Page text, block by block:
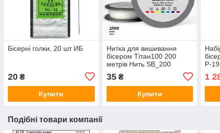
Бісерні голки, 20 шт ИБ
20 ₴
Купити
Нитка для вишивання
бісером Тітан100 200
метрів Нить SB_200
35₴
Купити
Р-
1
Подібні товари компанії